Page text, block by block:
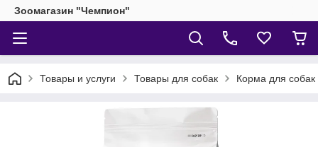
Зоомагазин "Чемпион"
Товары и услуги Товары для собак Корма для собак